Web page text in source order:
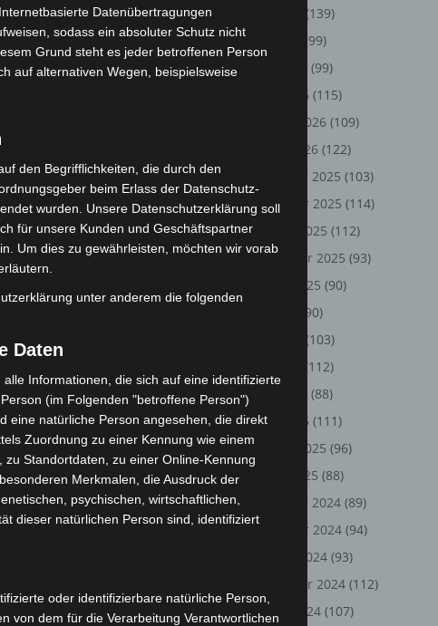
– © carl-marcus müller / lghnews
sich im Kellerbereich,
Gerätschaften und
Schwimmbecken eine
und auch
gereinigt.
kurz kommen, ein Sprung
(139)
(99)
(99)
März 2026 (115)
Februar 2026 (109)
Januar 2026 (122)
Dezember 2025 (103)
November 2025 (114)
Oktober 2025 (112)
September 2025 (93)
August 2025 (90)
(90)
(103)
(112)
April 2025
(88)
März 2025 (111)
Februar 2025 (96)
Januar 2025 (88)
Dezember 2024 (89)
November 2024 (94)
Oktober 2024 (93)
September 2024 (112)
August 2024 (107)
Datenübertragungen
sodass ein absoluter Schutz nicht
Grund steht es jeder betroffenen Person
auf alternativen Wegen, beispielsweise
den Begrifflichkeiten, die durch den
beim Erlass der Datenschutz-
wurden. Unsere Datenschutzerklärung soll
für unsere Kunden und Geschäftspartner
Um dies zu gewährleisten, möchten wir vorab
unter anderem die folgenden
Daten
Informationen, die sich auf eine identifizierte
(im Folgenden "betroffene Person")
eine natürliche Person angesehen, die direkt
Zuordnung zu einer Kennung wie einem
zu Standortdaten, zu einer Online-Kennung
Merkmalen, die Ausdruck der
psychischen, wirtschaftlichen,
dieser natürlichen Person sind, identifiziert
oder identifizierbare natürliche Person,
von dem für die Verarbeitung Verantwortlichen